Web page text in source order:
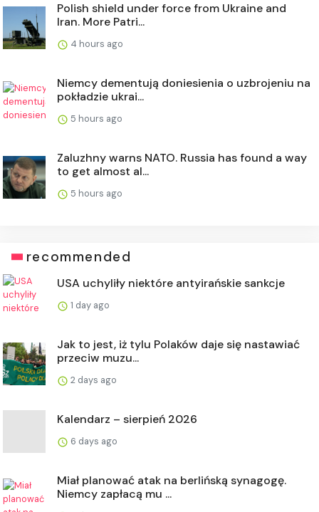
Polish shield under force from Ukraine and
Iran. More Patri...
4 hours ago
Niemcy dementują doniesienia o uzbrojeniu na
pokładzie ukrai...
5 hours ago
Zaluzhny warns NATO. Russia has found a way
to get almost al...
5 hours ago
recommended
USA uchyliły niektóre antyirańskie sankcje
1 day ago
Jak to jest, iż tylu Polaków daje się nastawiać
przeciw muzu...
2 days ago
Kalendarz – sierpień 2026
6 days ago
Miał planować atak na berlińską synagogę.
Niemcy zapłacą mu ...